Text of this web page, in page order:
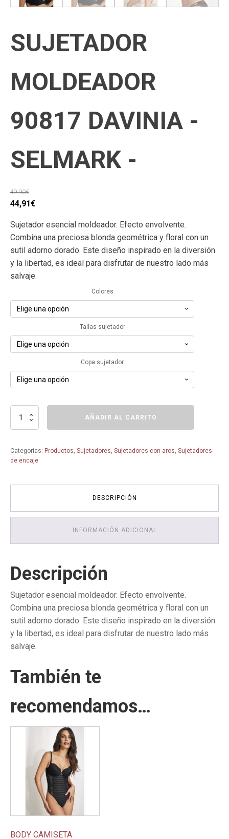
SUJETADOR
MOLDEADOR
90817 DAVINIA -
SELMARK -
49,90€
El
original
era:
49,90€.
44,91€El
actual
es:
44,91€.
Sujetador esencial moldeador. Efecto envolvente.
Combina una preciosa blonda geométrica y floral con un
sutil adorno dorado. Este diseño inspirado en la diversión
y la libertad, es ideal para disfrutar de nuestro lado más
salvaje.
Colores
Tallas sujetador
Copa sujetador
SUJETADOR
-
SELMARK
AÑADIR AL CARRITO
Categorías: Productos, Sujetadores, Sujetadores con aros, Sujetadores
de encaje
DESCRIPCIÓN
INFORMACIÓN ADICIONAL
Descripción
Sujetador esencial moldeador. Efecto envolvente.
Combina una preciosa blonda geométrica y floral con un
sutil adorno dorado. Este diseño inspirado en la diversión
y la libertad, es ideal para disfrutar de nuestro lado más
salvaje.
También te
recomendamos…
BODY CAMISETA
múltiples
variantes.
pueden